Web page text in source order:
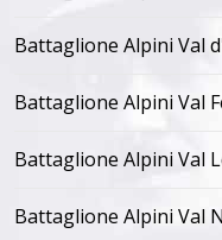
Battaglione Alpini Val
Battaglione Alpini Val
Battaglione Alpini Val
Battaglione Alpini Val